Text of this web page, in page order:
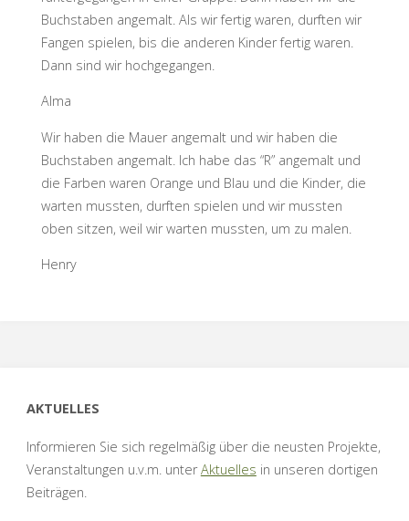
Buchstaben angemalt. Als wir fertig waren, durften wir
Fangen spielen, bis die anderen Kinder fertig waren.
Dann sind wir hochgegangen.
Alma
Wir haben die Mauer angemalt und wir haben die
Buchstaben angemalt. Ich habe das “R” angemalt und
die Farben waren Orange und Blau und die Kinder, die
warten mussten, durften spielen und wir mussten
oben sitzen, weil wir warten mussten, um zu malen.
Henry
AKTUELLES
Informieren Sie sich regelmäßig über die neusten Projekte,
Veranstaltungen u.v.m. unterAktuelles in unseren dortigen
Beiträgen.